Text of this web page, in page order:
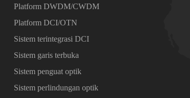
Platform DWDM/CWDM
Platform DCI/OTN
Sistem terintegrasi DCI
Sistem garis terbuka
Sistem penguat optik
Sistem perlindungan optik